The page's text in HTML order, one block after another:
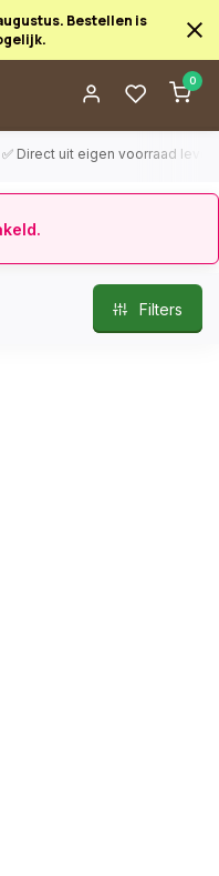
Bestellen is
0
uit eigen voorraad leverbaar
Filters